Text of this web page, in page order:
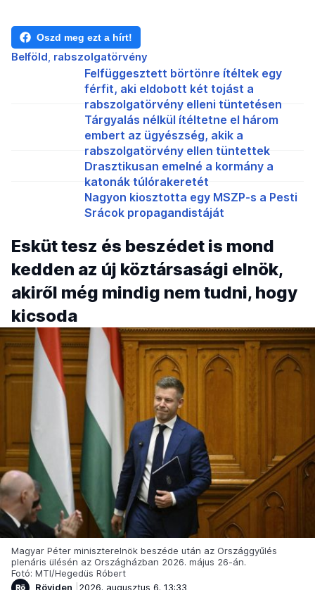
Oszd meg ezt a hírt!
Belföld rabszolgatörvény
Felfüggesztett börtönre ítéltek egy
férfit, aki eldobott két tojást a
rabszolgatörvény elleni tüntetésen
Tárgyalás nélkül ítéltetne el három
embert az ügyészség, akik a
rabszolgatörvény ellen tüntettek
Drasztikusan emelné a kormány a
katonák túlórakeretét
Nagyon kiosztotta egy MSZP-s a Pesti
Srácok propagandistáját
Esküt tesz és beszédet is mond
kedden az új köztársasági elnök,
akiről még mindig nem tudni, hogy
kicsoda
Magyar Péter miniszterelnök beszéde után az Országgyűlés
plenáris ülésén az Országházban 2026. május 26-án.
Fotó: MTI/Hegedüs Róbert
Röviden
2026. augusztus 6. 13:33